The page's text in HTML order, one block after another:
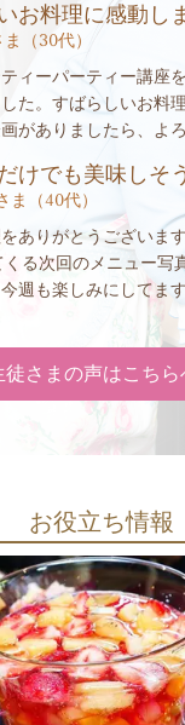
お料理に感動し
（30代）
ィーパーティー講座
た。すばらしいお料
がありましたら、よ
けでも美味しそ
（40代）
ありがとうございます
る次回のメニュー写
週も楽しみにしてま
徒さまの声はこちら
お役立ち情報